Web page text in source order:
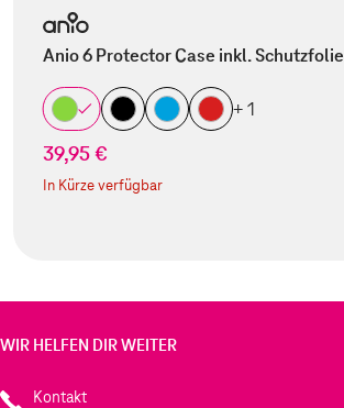
Anio 6 Protector Case inkl. Schutzfolie
+ 1
39,95 €
In Kürze verfügbar
WIR HELFEN DIR WEITER
Kontakt